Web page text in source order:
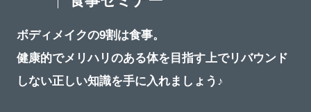
ボディメイクの9割は食事。
健康的でメリハリのある体を目指す上でリバウンド
しない正しい知識を手に入れましょう♪